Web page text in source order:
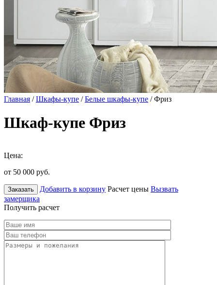
Главная /Шкафы-купе /Белые шкафы-купе / Фриз
Шкаф-купе Фриз
Цена:
от 50 000 руб.
Заказать Добавить в корзину Расчет цены Вызвать
замерщика
Получить расчет